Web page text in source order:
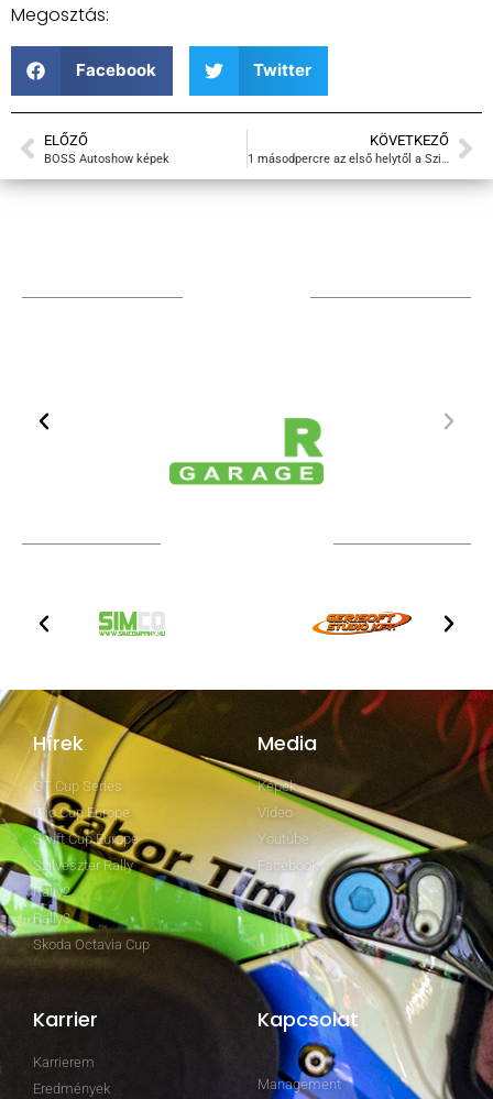
Megosztás:
Facebook Twitter
ELŐZŐ
BOSS Autoshow képek
KÖVETKEZŐ
1 másodpercre az első helytől a Szilveszter Rally-n
Hírek
GT Cup Series
Clio Cup Europe
Swift Cup Europe
Szilveszter Rally
Rally2
Rally3
Skoda Octavia Cup
Media
Képek
Video
Youtube
Facebook
Karrier
Karrierem
Eredmények
Kapcsolat
Management